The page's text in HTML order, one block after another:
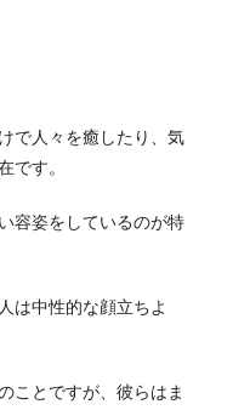
で人々を癒したり、気
です。
容姿をしているのが特
は中性的な顔立ちよ
ことですが、彼らはま